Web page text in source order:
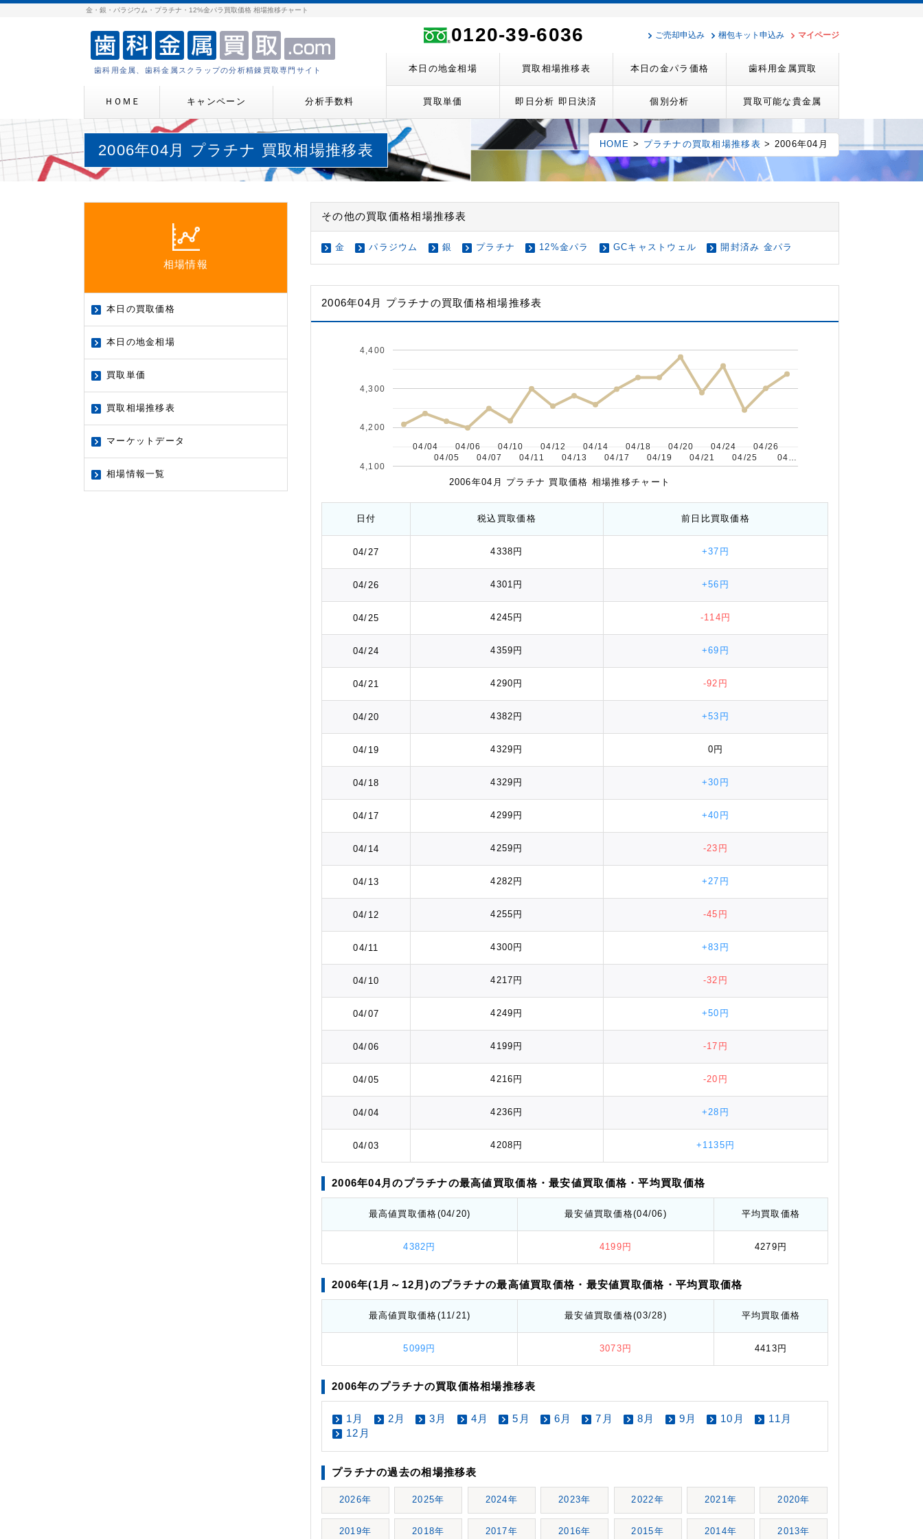
金・銀・パラジウム・プラチナ・12%金パラ買取価格 相場推移チャート
歯科用金属、歯科金属スクラップの分析精錬買取専門サイト
0120-39-6036 ご売却申込み 梱包キット申込み マイページ
本日の地金相場 買取相場推移表 本日の金パラ価格 歯科用金属買取
ＨＯＭＥ キャンペーン 分析手数料 買取単価 即日分析 即日決済 個別分析 買取可能な貴金属
2006年04月 プラチナ 買取相場推移表 HOME > プラチナの買取相場推移表 > 2006年04月
その他の買取価格相場推移表
金 パラジウム 銀 プラチナ 12%金パラ GCキャストウェル 開封済み 金パラ
2006年04月 プラチナの買取価格相場推移表
04/04
04/04
04/05
04/05
04/06
04/06
04/07
04/07
04/10
04/10
04/11
04/11
04/12
04/12
04/13
04/13
04/14
04/14
04/17
04/17
04/18
04/18
04/19
04/19
04/20
04/20
04/21
04/21
04/24
04/24
04/25
04/25
04/26
04/26
04…
04…
4,100
4,200
4,300
4,400
2006年04月 プラチナ 買取価格 相場推移チャート
日付 税込 買取価格 前日比買取価格
04/27 4338円 +37円
04/26 4301円 +56円
04/25 4245円 -114円
04/24 4359円 +69円
04/21 4290円 -92円
04/20 4382円 +53円
04/19 4329円 0円
04/18 4329円 +30円
04/17 4299円 +40円
04/14 4259円 -23円
04/13 4282円 +27円
04/12 4255円 -45円
04/11 4300円 +83円
04/10 4217円 -32円
04/07 4249円 +50円
04/06 4199円 -17円
04/05 4216円 -20円
04/04 4236円 +28円
04/03 4208円 +1135円
2006年04月のプラチナの最高値買取価格・最安値買取価格 ・平均買取価格
最高値買取価格(04/20) 最安値買取価格(04/06) 平均 買取価格
4382円 4199円 4279円
2006年(1月～12月)のプラチナの最高値買取価格 ・最安値買取価格 ・平均買取価格
最高値買取価格(11/21) 最安値買取価格(03/28) 平均 買取価格
5099円 3073円 4413円
2006年のプラチナの買取価格相場推移表
1月 2月 3月 4月 5月 6月 7月 8月 9月 10月
11月
12月
プラチナの過去の相場推移表
2026年 2025年 2024年 2023年 2022年 2021年 2020年
2019年 2018年 2017年 2016年 2015年 2014年 2013年
相場情報
本日の買取価格
本日の地金相場
買取単価
買取相場推移表
マーケットデータ
相場情報一覧